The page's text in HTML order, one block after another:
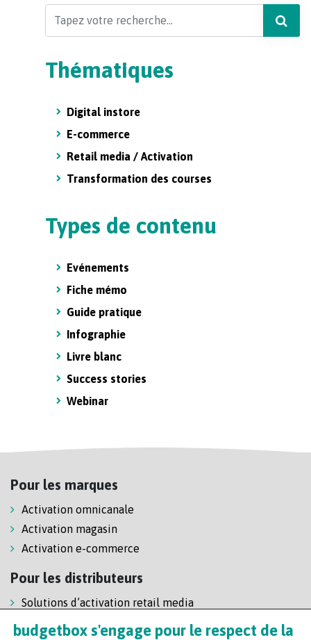
Thématiques
Digital instore
E-commerce
Retail media / Activation
Transformation des courses
Types de contenu
Evénements
Fiche mémo
Guide pratique
Infographie
Livre blanc
Success stories
Webinar
Pour les marques
Activation omnicanale
Activation magasin
Activation e-commerce
Pour les distributeurs
Solutions d’activation retail media
Solution de self-scanning
budgetbox s'engage pour le respect de la